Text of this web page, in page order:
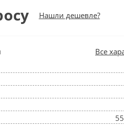
Нашли дешевле?
Все